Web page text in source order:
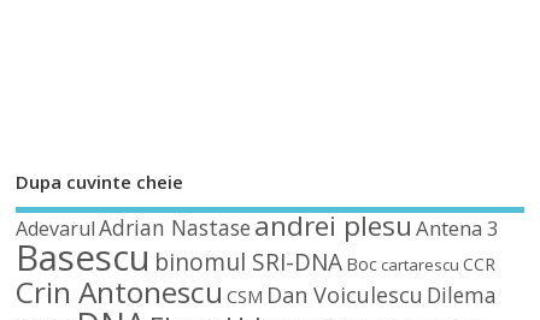
Dupa cuvinte cheie
Adevarul Adrian Nastaseandrei plesuAntena 3
Basescu binomul SRI-DNA Boc cartarescu CCR
Crin Antonescu CSM Dan Voiculescu Dilema